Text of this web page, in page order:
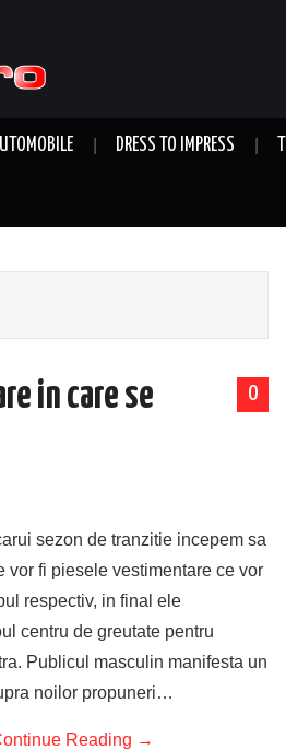
DRESS TO IMPRESS
0
in care se
sezon de tranzitie incepem sa
vor fi piesele vestimentare ce vor
respectiv, in final ele
centru de greutate pentru
Publicul masculin manifesta un
noilor propuneri…
Reading →